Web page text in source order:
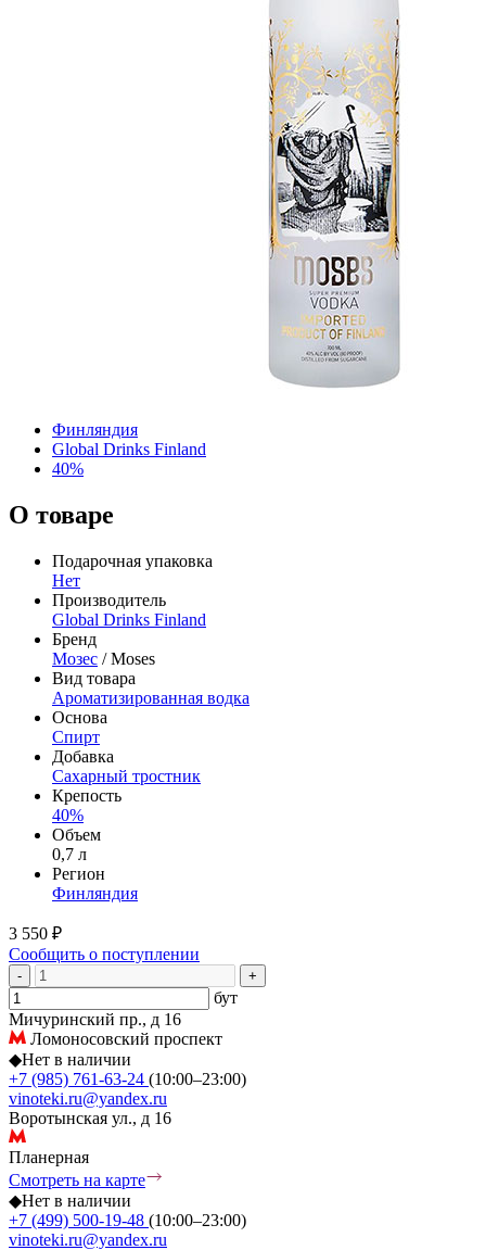
Финляндия
Global Drinks Finland
40%
О товаре
Подарочная упаковка
Нет
Производитель
Global Drinks Finland
Бренд
Мозес / Moses
Вид товара
Ароматизированная водка
Основа
Спирт
Добавка
Сахарный тростник
Крепость
40%
Объем
0,7 л
Регион
Финляндия
3 550 ₽
Сообщить о поступлении
- +
бут
Мичуринский пр., д 16
Ломоносовский проспект
◆Нет в наличии
+7 (985) 761-63-24 (10:00–23:00)
vinoteki.ru@yandex.ru
Воротынская ул., д 16
Планерная
Смотреть на карте
◆Нет в наличии
+7 (499) 500-19-48 (10:00–23:00)
vinoteki.ru@yandex.ru